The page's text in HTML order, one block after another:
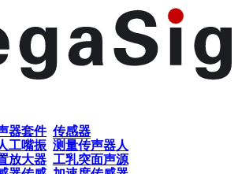
传感器
器套件
工嘴振
放大器
测量传声器人
工乳突面声源